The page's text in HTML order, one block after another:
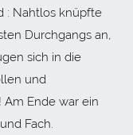
: Nahtlos knüpfte
Durchgangs an,
sich in die
und
Ende war ein
Fach.